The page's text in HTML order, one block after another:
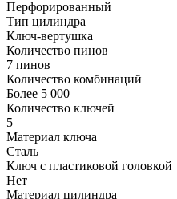
Перфорированный
Тип цилиндра
Ключ-вертушка
Количество пинов
7 пинов
Количество комбинаций
Более 5 000
Количество ключей
5
Материал ключа
Сталь
Ключ с пластиковой головкой
Нет
Материал цилиндра